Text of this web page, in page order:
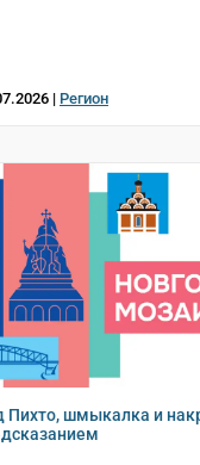
| Регион
Пихто, шмыкалка и